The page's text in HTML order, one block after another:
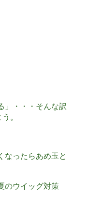
」・・・そんな訳
。
なったらあめ玉と
のウイッグ対策